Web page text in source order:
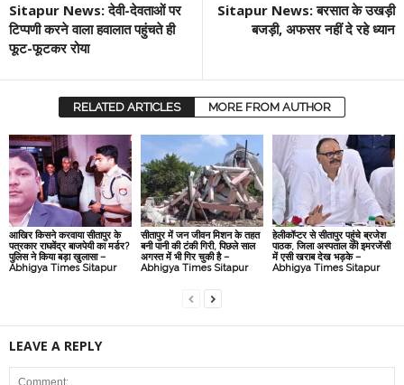
Sitapur News: देवी-देवताओं पर
टिप्पणी करने वाला हवालात पहुंचते ही
फूट-फूटकर रोया
Sitapur News: बरसात के उखड़ी
बजड़ी, अफसर नहीं दे रहे ध्यान
RELATED ARTICLES MORE FROM AUTHOR
आखिर किसने करवाया सीतापुर के
पत्रकार राघवेंद्र बाजपेयी का मर्डर?
पुलिस ने किया बड़ा खुलासा –
Abhigya Times Sitapur
सीतापुर में जन जीवन मिशन के तहत
बनी पानी की टंकी गिरी, पिछले साल
अगस्त में भी गिर चुकी है –
Abhigya Times Sitapur
हेलीकॉप्टर से सीतापुर पहुंचे ब्रजेश
पाठक, जिला अस्पताल की इमरजेंसी
में एसी खराब देख भड़के –
Abhigya Times Sitapur
LEAVE A REPLY